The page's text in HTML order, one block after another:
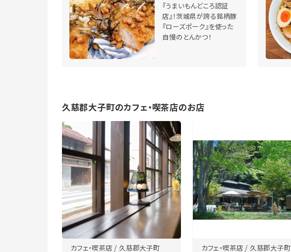
『うまいもんどころ認証
店』！茨城県が誇る銘柄豚
『ローズポーク』を使った
自慢のとんかつ！
久慈郡大子町のカフェ・喫茶店のお店
カフェ・喫茶店 / 久慈郡大子町 カフェ・喫茶店 / 久慈郡大子町